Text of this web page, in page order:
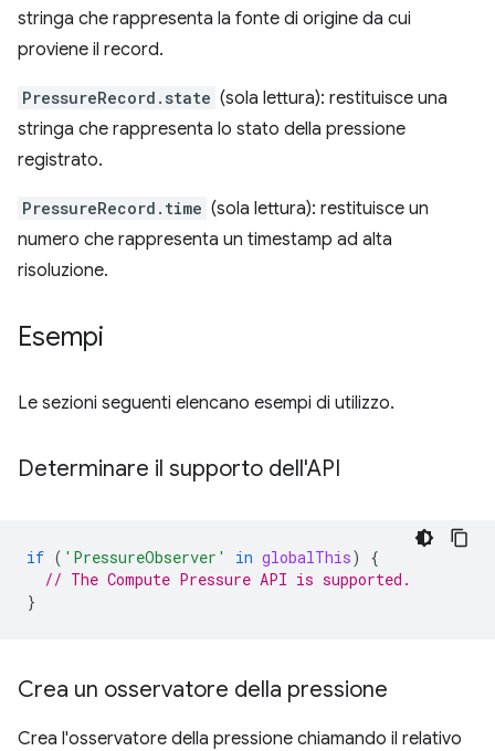
stringa che rappresenta la fonte di origine da cui
proviene il record.
PressureRecord.state (sola lettura): restituisce una
stringa che rappresenta lo stato della pressione
registrato.
PressureRecord.time (sola lettura): restituisce un
numero che rappresenta un timestamp ad alta
risoluzione.
Esempi
Le sezioni seguenti elencano esempi di utilizzo.
Determinare il supporto dell'API
if ( 'PressureObserver' in globalThis)
{
// The Compute Pressure API is supported.
}
Crea un osservatore della pressione
Crea l'osservatore della pressione chiamando il relativo